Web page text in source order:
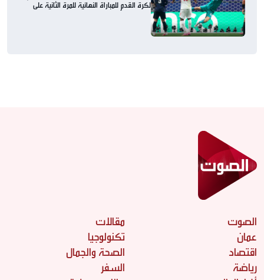
لكرة القدم للمباراة النهائية للمرة الثانية على
الصوت
عمان
اقتصاد
رياضة
مقالات
تكنولوجيا
الصحة والجمال
السفر